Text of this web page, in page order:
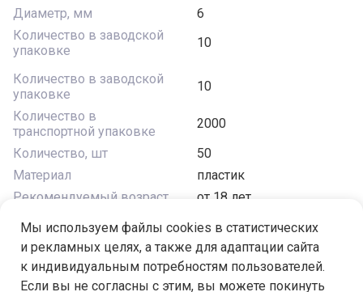
Диаметр, мм
6
Количество в заводской
упаковке
10
Количество в заводской
упаковке
10
Количество в
транспортной упаковке
2000
Количество, шт
50
Материал
пластик
Рекомендуемый возраст
от 18 лет
Мы используем файлы cookies в статистических
и рекламных целях, а также для адаптации сайта
к индивидуальным потребностям пользователей.
Если вы не согласны с этим, вы можете покинуть